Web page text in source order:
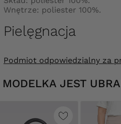
Wnętrze: poliester 100%.
Pielęgnacja
Podmiot odpowiedzialny za
MODELKA JEST